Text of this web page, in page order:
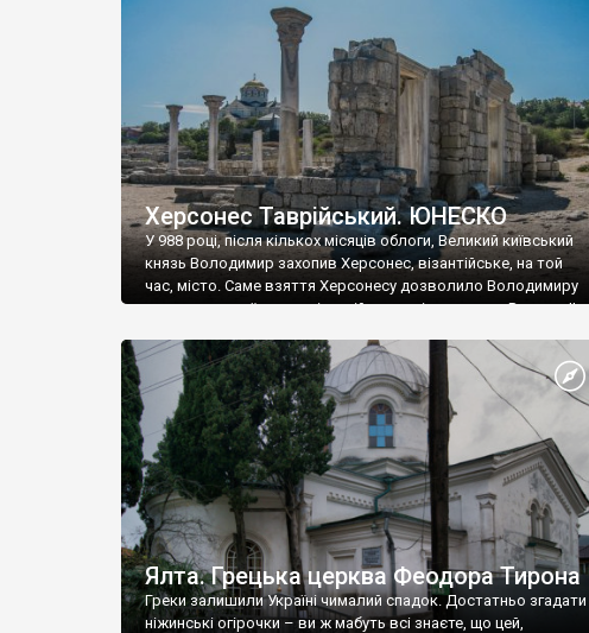
візантійської доби. Раритети викрадені з фондів об’єкту
культурної спадщини ЮНЕСКО «Херсонеса Таврійського».
Офіційно – на виставку «Золото Візантії», але експерти та
влада в Україні вважають це лише […]
Херсонес Таврійський. ЮНЕСКО
У 988 році, після кількох місяців облоги, Великий київський
князь Володимир захопив Херсонес, візантійське, на той
час, місто. Саме взяття Херсонесу дозволило Володимиру
диктувати свої умови візантійському імператору Василю ІІ,
Херсонесі Володимир-язичник, став Василем-
християнином. А потім було Хрещення Русі. На честь
Херсонесу Таврійського названо місто […]
Ялта. Грецька церква Феодора Тирона
Греки залишили Україні чималий спадок. Достатньо згадати
ніжинські огірочки – ви ж мабуть всі знаєте, що цей,